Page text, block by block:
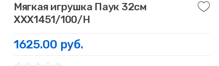
Мягкая игрушка Паук 32см
ХХХ1451/100/Н
1625.00 руб.